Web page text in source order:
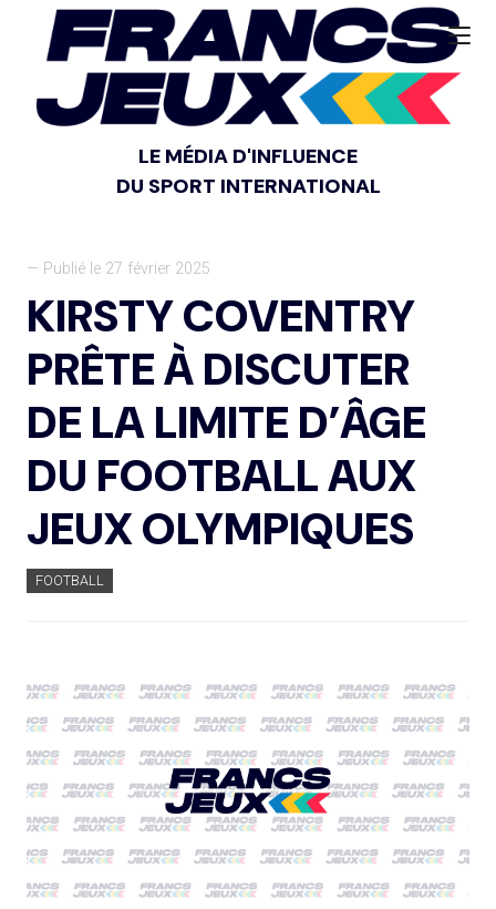
LE MÉDIA D'INFLUENCE
DU SPORT INTERNATIONAL
— Publié le 27 février 2025
KIRSTY COVENTRY
PRÊTE À DISCUTER
DE LA LIMITE D’ÂGE
DU FOOTBALL AUX
JEUX OLYMPIQUES
FOOTBALL